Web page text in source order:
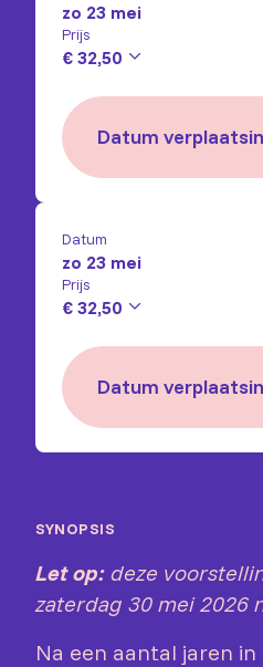
zo 23 mei
Prijs
€ 32,50
Datum
Datum
zo 23 mei
Prijs
€ 32,50
Datum
SYNOPSIS
Let op: deze
zaterdag 30 mei 2026
Na een aantal jaren